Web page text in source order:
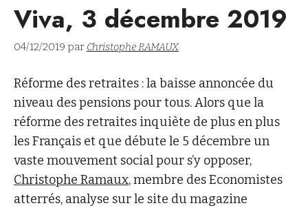
Viva, 3 décembre 2019
04/12/2019 par Christophe RAMAUX
Réforme des retraites : la baisse annoncée du
niveau des pensions pour tous. Alors que la
réforme des retraites inquiète de plus en plus
les Français et que débute le 5 décembre un
vaste mouvement social pour s’y opposer,
Christophe Ramaux, membre des Economistes
atterrés, analyse sur le site du magazine